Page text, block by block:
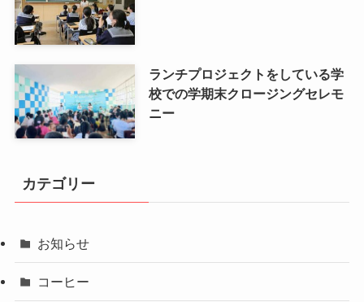
ランチプロジェクトをしている学
校での学期末クロージングセレモ
ニー
カテゴリー
お知らせ
コーヒー